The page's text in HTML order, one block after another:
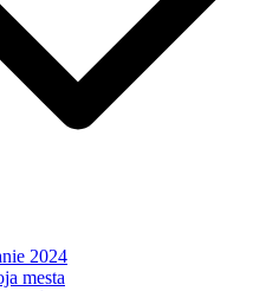
2024
mesta